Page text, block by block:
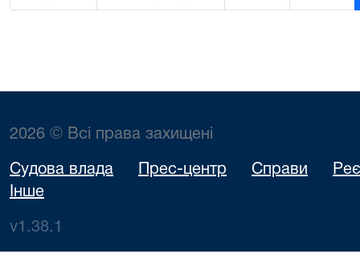
2026 © Всі права захищені
Судова влада Прес-центр Справи
Інше
v1.38.1